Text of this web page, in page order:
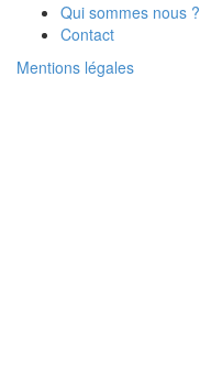
Qui sommes nous ?
Contact
Mentions légales